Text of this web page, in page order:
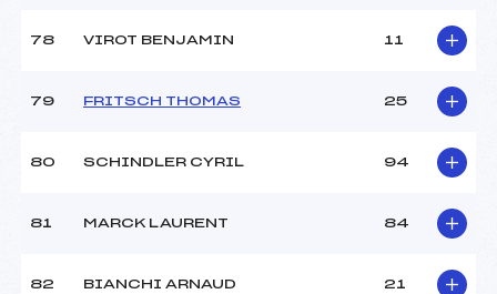
78 VIROT BENJAMIN 11
79 FRITSCH THOMAS 25
80 SCHINDLER CYRIL 94
81 MARCK LAURENT 84
82 BIANCHI ARNAUD 21